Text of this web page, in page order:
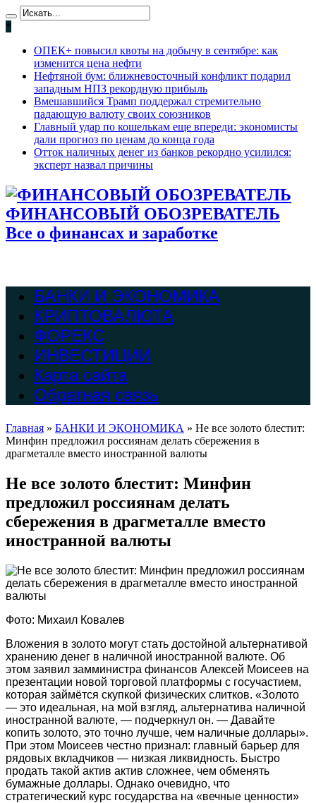
*
ОПЕК+ повысил квоты на добычу в сентябре: как
изменится цена нефти
Нефтяной бум: ближневосточный конфликт подарил
западным НПЗ рекордную прибыль
Вмешавшийся Трамп поддержал стремительно
падающую валюту своих союзников
Главный удар по кошелькам еще впереди: экономисты
дали прогноз по ценам до конца года
Отток наличных денег из банков рекордно усилился:
эксперт назвал причины
ФИНАНСОВЫЙ ОБОЗРЕВАТЕЛЬ
Все о финансах и заработке
БАНКИ И ЭКОНОМИКА
КРИПТОВАЛЮТА
ФОРЕКС
ИНВЕСТИЦИИ
Карта сайта
Обратная связь
Главная » БАНКИ И ЭКОНОМИКА » Не все золото блестит:
Минфин предложил россиянам делать сбережения в
драгметалле вместо иностранной валюты
Не все золото блестит: Минфин
предложил россиянам делать
сбережения в драгметалле вместо
иностранной валюты
Фото: Михаил Ковалев
Вложения в золото могут стать достойной альтернативой
хранению денег в наличной иностранной валюте. Об
этом заявил замминистра финансов Алексей Моисеев на
презентации новой торговой платформы с госучастием,
которая займётся скупкой физических слитков. «Золото
— это идеальная, на мой взгляд, альтернатива наличной
иностранной валюте, — подчеркнул он. — Давайте
копить золото, это точно лучше, чем наличные доллары».
При этом Моисеев честно признал: главный барьер для
рядовых вкладчиков — низкая ликвидность. Быстро
продать такой актив актив сложнее, чем обменять
бумажные доллары. Однако очевидно, что
стратегический курс государства на «вечные ценности»